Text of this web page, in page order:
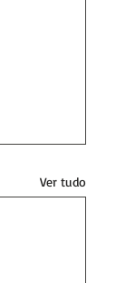
Ver tudo